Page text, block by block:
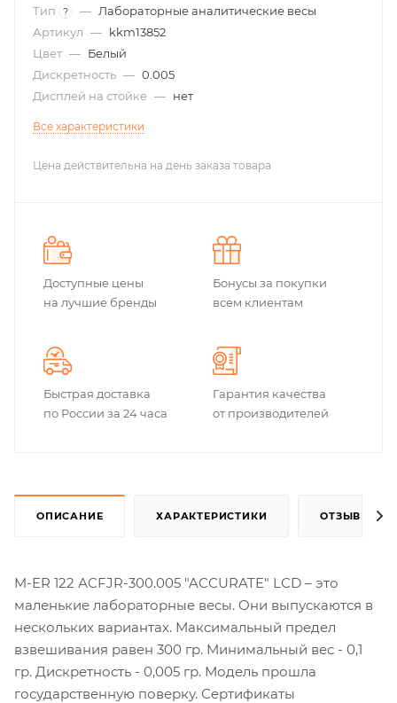
Тип
? — Лабораторные аналитические весы
Артикул — kkm13852
Цвет — Белый
Дискретность — 0.005
Дисплей на стойке — нет
Все характеристики
Цена действительна на день заказа товара
Доступные цены
на лучшие бренды
Бонусы за покупки
всем клиентам
Быстрая доставка
по России за 24 часа
Гарантия качества
от производителей
ОПИСАНИЕ ХАРАКТЕРИСТИКИ ОТЗЫВЫ
M-ER 122 АCFJR-300.005 "ACCURATE" LСD – это
маленькие лабораторные весы. Они выпускаются в
нескольких вариантах. Максимальный предел
взвешивания равен 300 гр. Минимальный вес - 0,1
гр. Дискретность - 0,005 гр. Модель прошла
государственную поверку. Сертификаты